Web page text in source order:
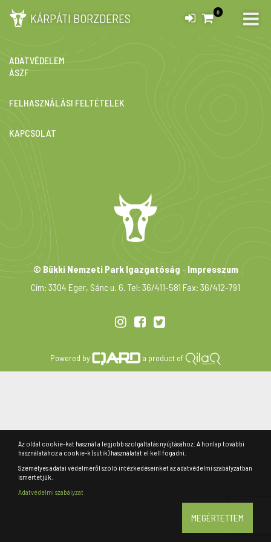
KÁRPÁTI BORZDERES 0
IMPRESSZUM
ADATVÉDELEM
ÁSZF
FELHASZNÁLÁSI FELTÉTELEK
KAPCSOLAT
© Bükki Nemzeti Park Igazgatóság -Impresszum
Cím: 3304 Eger, Sánc u. 6. Tel: 36/411-581 Fax: 36/412-791
Powered by a product of
Az oldal cookie-kat használ a legjobb szolgáltatás nyújtásához. A honlap további
használatához a cookie-k (sütik) használatát el kell fogadni.
Személyes adatai védelméről szóló intézkedéseinket az adatvédelmi szabályzatban
ismertetjük.
Adatvédelmi szabályzat
MEGÉRTETTEM